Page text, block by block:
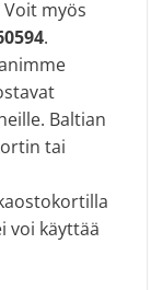
Voit myös
.
Baltian
tai
voi käyttää